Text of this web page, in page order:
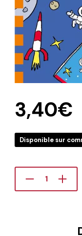
3,40€
Disponible sur